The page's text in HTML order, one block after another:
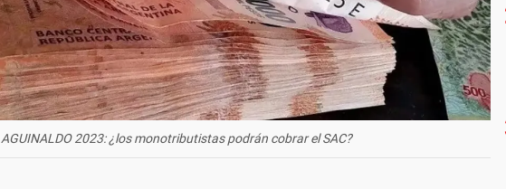
AGUINALDO 2023: ¿los monotributistas podrán cobrar el SAC?